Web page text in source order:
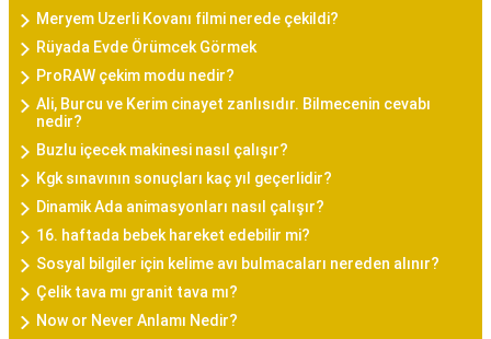
Meryem Uzerli Kovanı filmi nerede çekildi?
Rüyada Evde Örümcek Görmek
ProRAW çekim modu nedir?
Ali, Burcu ve Kerim cinayet zanlısıdır. Bilmecenin cevabı
nedir?
Buzlu içecek makinesi nasıl çalışır?
Kgk sınavının sonuçları kaç yıl geçerlidir?
Dinamik Ada animasyonları nasıl çalışır?
16. haftada bebek hareket edebilir mi?
Sosyal bilgiler için kelime avı bulmacaları nereden alınır?
Çelik tava mı granit tava mı?
Now or Never Anlamı Nedir?